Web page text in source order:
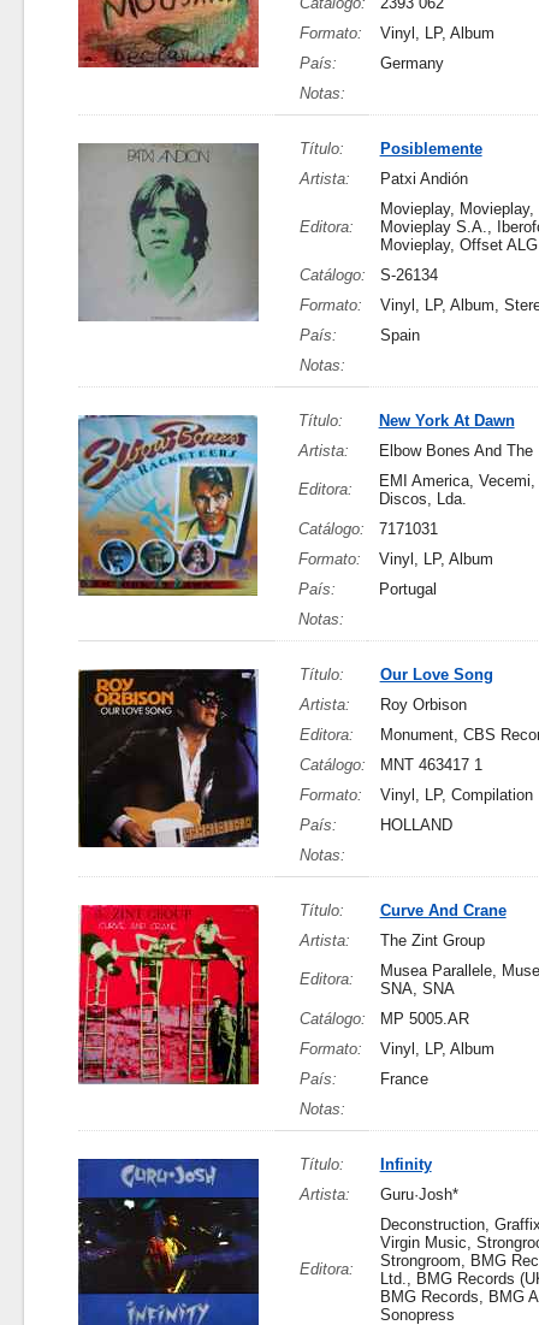
Formato:
Vinyl, LP, Album
País:
Germany
Notas:
Título:
Posiblemente
Artista:
Patxi Andión
Editora:
Movieplay,
Movieplay S.A.,
Movieplay, Offset
Catálogo:
S-26134
Formato:
Vinyl, LP, Album,
País:
Spain
Notas:
Título:
New York At Dawn
Artista:
Elbow Bones And The
Editora:
EMI America,
Discos, Lda.
Catálogo:
7171031
Formato:
Vinyl, LP, Album
País:
Portugal
Notas:
Título:
Our Love Song
Artista:
Roy Orbison
Editora:
Monument, CBS
Catálogo:
MNT 463417 1
Formato:
Vinyl, LP, Compilation
País:
HOLLAND
Notas:
Título:
Curve And Crane
Artista:
The Zint Group
Editora:
Musea Parallele,
SNA, SNA
Catálogo:
MP 5005.AR
Formato:
Vinyl, LP, Album
País:
France
Notas:
Título:
Infinity
Artista:
Guru·Josh*
Editora:
Deconstruction,
Virgin Music,
Strongroom, BMG
Ltd., BMG Records
BMG Records, BMG
Sonopress